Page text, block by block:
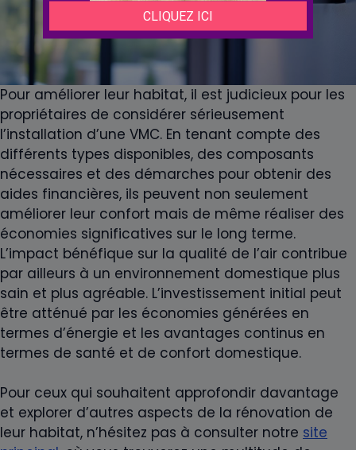
Pour améliorer leur habitat, il est judicieux pour les
propriétaires de considérer sérieusement
l’installation d’une VMC. En tenant compte des
différents types disponibles, des composants
nécessaires et des démarches pour obtenir des
aides financières, ils peuvent non seulement
améliorer leur confort mais de même réaliser des
économies significatives sur le long terme.
L’impact bénéfique sur la qualité de l’air contribue
par ailleurs à un environnement domestique plus
sain et plus agréable. L’investissement initial peut
être atténué par les économies générées en
termes d’énergie et les avantages continus en
termes de santé et de confort domestique.
Pour ceux qui souhaitent approfondir davantage
et explorer d’autres aspects de la rénovation de
leur habitat, n’hésitez pas à consulter notre site